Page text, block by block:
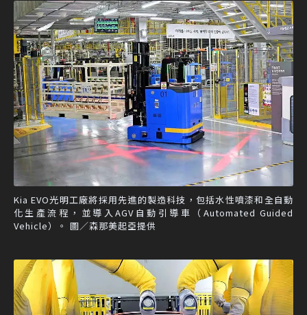
Kia EVO光明工廠將採用先進的製造科技，包括水性噴漆和全自動
化生產流程，並導入AGV自動引導車（Automated Guided
Vehicle）。 圖／森那美起亞提供